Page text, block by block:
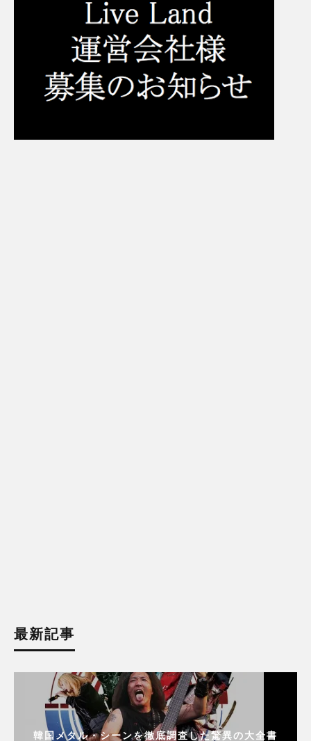
最新記事
韓国メタル・シーンを徹底調査した驚異の大全書